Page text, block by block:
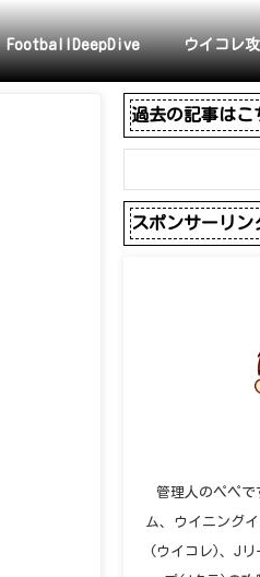
FootballDeepDive ウイコレ
過去の記事はこ
スポンサーリン
管理人のペペで
ム、ウイニング
(ウイコレ)、Jリ